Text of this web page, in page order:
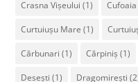
Crasna Vișeului (1) Cufoaia
Curtuiușu Mare (1)
Cărbunari (1) Cărpiniș (1)
Desești (1) Dragomirești